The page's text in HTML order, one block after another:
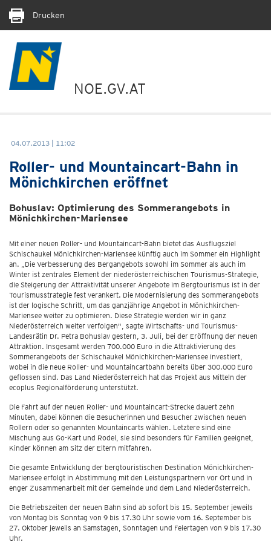
Drucken
NOE.GV.AT
04.07.2013 | 11:02
Roller- und Mountaincart-Bahn in
Mönichkirchen eröffnet
Bohuslav: Optimierung des Sommerangebots in
Mönichkirchen-Mariensee
Mit einer neuen Roller- und Mountaincart-Bahn bietet das Ausflugsziel
Schischaukel Mönichkirchen-Mariensee künftig auch im Sommer ein Highlight
an. „Die Verbesserung des Bergangebots sowohl im Sommer als auch im
Winter ist zentrales Element der niederösterreichischen Tourismus-Strategie,
die Steigerung der Attraktivität unserer Angebote im Bergtourismus ist in der
Tourismusstrategie fest verankert. Die Modernisierung des Sommerangebots
ist der logische Schritt, um das ganzjährige Angebot in Mönichkirchen-
Mariensee weiter zu optimieren. Diese Strategie werden wir in ganz
Niederösterreich weiter verfolgen", sagte Wirtschafts- und Tourismus-
Landesrätin Dr. Petra Bohuslav gestern, 3. Juli, bei der Eröffnung der neuen
Attraktion. Insgesamt werden 700.000 Euro in die Attraktivierung des
Sommerangebots der Schischaukel Mönichkirchen-Mariensee investiert,
wobei in die neue Roller- und Mountaincartbahn bereits über 300.000 Euro
geflossen sind. Das Land Niederösterreich hat das Projekt aus Mitteln der
ecoplus Regionalförderung unterstützt.
Die Fahrt auf der neuen Roller- und Mountaincart-Strecke dauert zehn
Minuten, dabei können die Besucherinnen und Besucher zwischen neuen
Rollern oder so genannten Mountaincarts wählen. Letztere sind eine
Mischung aus Go-Kart und Rodel, sie sind besonders für Familien geeignet,
Kinder können am Sitz der Eltern mitfahren.
Die gesamte Entwicklung der bergtouristischen Destination Mönichkirchen-
Mariensee erfolgt in Abstimmung mit den Leistungspartnern vor Ort und in
enger Zusammenarbeit mit der Gemeinde und dem Land Niederösterreich.
Die Betriebszeiten der neuen Bahn sind ab sofort bis 15. September jeweils
von Montag bis Sonntag von 9 bis 17.30 Uhr sowie vom 16. September bis
27. Oktober jeweils an Samstagen, Sonntagen und Feiertagen von 9 bis 17.30
Uhr.